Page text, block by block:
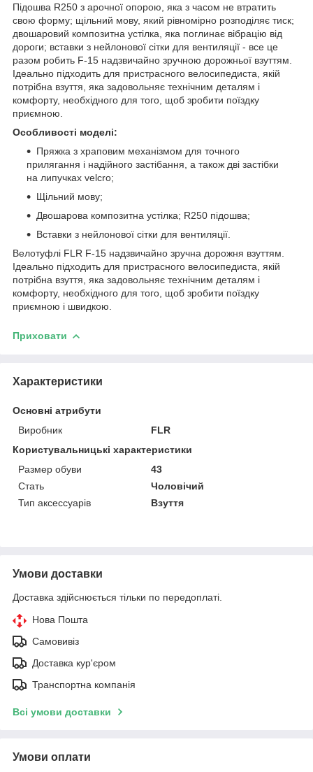
Підошва R250 з арочної опорою, яка з часом не втратить
свою форму; щільний мову, який рівномірно розподіляє тиск;
двошаровий композитна устілка, яка поглинає вібрацію від
дороги; вставки з нейлонової сітки для вентиляції - все це
разом робить F-15 надзвичайно зручною дорожньої взуттям.
Ідеально підходить для пристрасного велосипедиста, якій
потрібна взуття, яка задовольняє технічним деталям і
комфорту, необхідного для того, щоб зробити поїздку
приємною.
Особливості моделі:
Пряжка з храповим механізмом для точного
прилягання і надійного застібання, а також дві застібки
на липучках velcro;
Щільний мову;
Двошарова композитна устілка; R250 підошва;
Вставки з нейлонової сітки для вентиляції.
Велотуфлі FLR F-15 надзвичайно зручна дорожня взуттям.
Ідеально підходить для пристрасного велосипедиста, якій
потрібна взуття, яка задовольняє технічним деталям і
комфорту, необхідного для того, щоб зробити поїздку
приємною і швидкою.
Приховати
Характеристики
Основні атрибути
Виробник
FLR
Користувальницькі характеристики
Размер обуви
43
Стать
Чоловічий
Тип аксессуарів
Взуття
Умови доставки
Доставка здійснюється тільки по передоплаті.
Нова Пошта
Самовивіз
Доставка кур'єром
Транспортна компанія
Всі умови доставки
Умови оплати